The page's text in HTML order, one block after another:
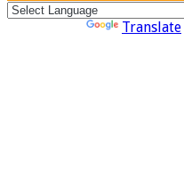
Translate